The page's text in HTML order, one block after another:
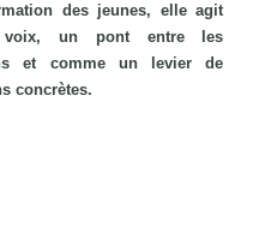
des jeunes, elle agit
voix, un pont entre les
et comme un levier de
concrètes.